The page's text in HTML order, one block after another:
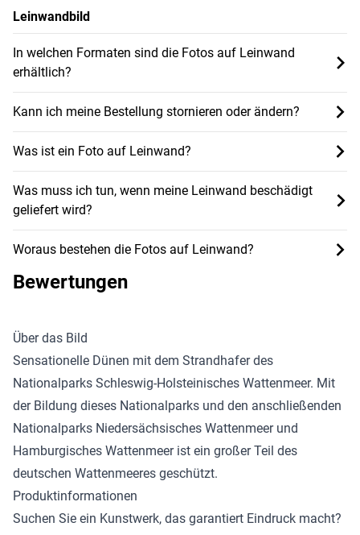
Leinwandbild
In welchen Formaten sind die Fotos auf Leinwand
erhältlich?
Kann ich meine Bestellung stornieren oder ändern?
Was ist ein Foto auf Leinwand?
Was muss ich tun, wenn meine Leinwand beschädigt
geliefert wird?
Woraus bestehen die Fotos auf Leinwand?
Bewertungen
Über das Bild
Sensationelle Dünen mit dem Strandhafer des
Nationalparks Schleswig-Holsteinisches Wattenmeer. Mit
der Bildung dieses Nationalparks und den anschließenden
Nationalparks Niedersächsisches Wattenmeer und
Hamburgisches Wattenmeer ist ein großer Teil des
deutschen Wattenmeeres geschützt.
Produktinformationen
Suchen Sie ein Kunstwerk, das garantiert Eindruck macht?